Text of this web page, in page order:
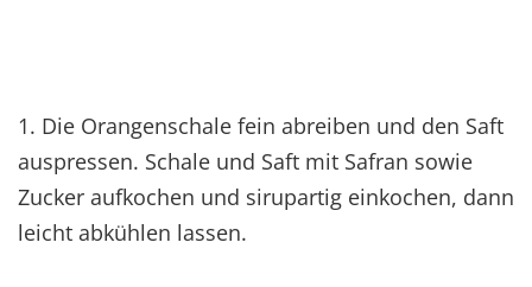
1. Die Orangenschale fein abreiben und den Saft
auspressen. Schale und Saft mit Safran sowie
Zucker aufkochen und sirupartig einkochen, dann
leicht abkühlen lassen.